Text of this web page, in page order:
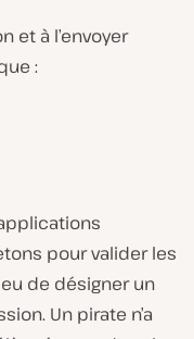
et à l’envoyer
:
pour valider les
de désigner un
Un pirate n’a